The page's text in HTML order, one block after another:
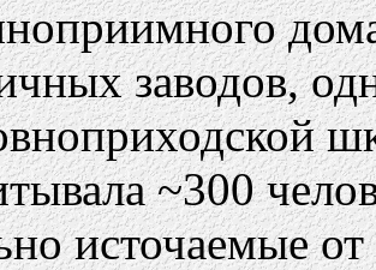
заводов,
~300
источаемые